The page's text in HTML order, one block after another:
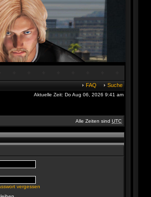
FAQ Suche
Aktuelle Zeit: Do Aug 06, 2026 9:41 am
Alle Zeiten sind UTC
vergessen